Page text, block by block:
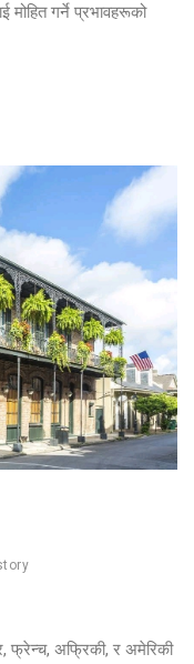
गर्ने प्रभावहरूको
फ्रेन्च, अफ्रिकी, र अमेरिकी